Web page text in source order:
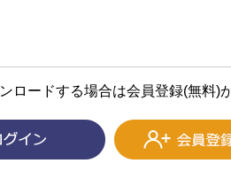
ロードする場合は会員登録(無料)